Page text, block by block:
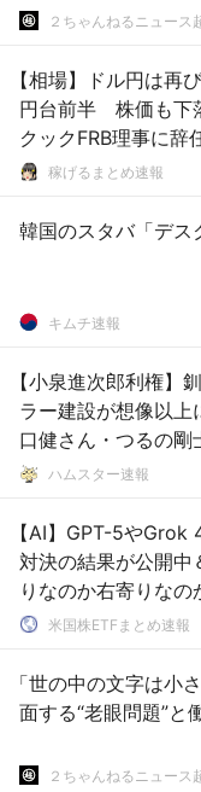
２ちゃんねるニュース
【相場】ドル円は再
円台前半 株価も下
クックFRB理事に辞
稼げるまとめ速報
韓国のスタバ「デス
キムチ速報
【小泉進次郎利権】
ラー建設が想像以
口健さん・つるの剛
湿原のメガソーラー
ハムスター速報
【AI】GPT-5やGrok
対決の結果が公開
りなのか右寄りな
開中米国株ETFまとめ速報
「世の中の文字は小
面する“老眼問題”と
２ちゃんねるニュース